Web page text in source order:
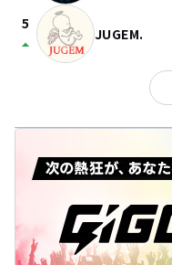
5
arrow_drop_up JUGEM.